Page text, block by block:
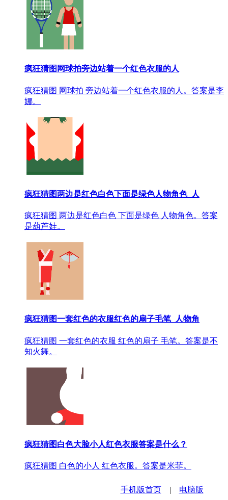
疯狂猜图网球拍旁边站着一个红色衣服的人
疯狂猜图 网球拍 旁边站着一个红色衣服的人。答案是李
娜。
疯狂猜图两边是红色白色下面是绿色人物角色_人
疯狂猜图 两边是红色白色 下面是绿色 人物角色。答案
是葫芦娃。
疯狂猜图一套红色的衣服红色的扇子毛笔_人物角
疯狂猜图 一套红色的衣服 红色的扇子 毛笔。答案是不
知火舞。
疯狂猜图白色大脸小人红色衣服答案是什么？
疯狂猜图 白色的小人 红色衣服。答案是米菲。
手机版首页| 电脑版